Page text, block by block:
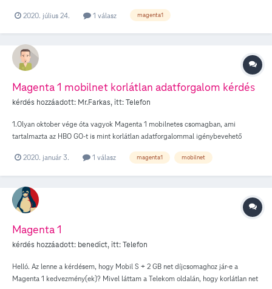
szabadnapunk! De a kedves telekom adott egy időpontot ami 3 előtt volt!
2020. július 24. 1 válasz magenta1
Magenta 1 mobilnet korlátlan adatforgalom kérdés
kérdés hozzáadott: Mr.Farkas, itt:Telefon
1.Olyan oktober vége óta vagyok Magenta 1 mobilnetes csomagban, ami
tartalmazta az HBO GO-t is mint korlátlan adatforgalommal igénybevehető
Telekomos applikáción belül sehol se tünteti fel vagy írja ki hogy ez benne lenne,
(Magenta 1 3 gigabájtos csomag+ 3 gigabájtos duplázó). Elkerülte valami a
figyelmemet vagy ez most hogy is van? 2. Ugyanúgy a Facebookot mint külön
applikációt se tünteti fel Telekomos appon keresztül mint a korlátlan
meg igen. 3." A díjmentes adatforgalom nem foglalja magában a beágyazott
video- és hangfájlok lejátszását és letöltését, az alkalmazáson belül bonyolított
harmadik felek által biztosított alkalmazáson kívüli tartalmakra és funkciókra (pl.
regisztráció, alkalmazás-letöltés, frissítés, beágyazott videó stb.) felhasznált
2020. január 3. 1 válasz magenta1 mobilnet
Magenta 1
kérdés hozzáadott: benedict, itt:Telefon
Helló. Az lenne a kérdésem, hogy Mobil S + 2 GB net díjcsomaghoz jár-e a
Magenta 1 kedvezmény(ek)? Mivel láttam a Telekom oldalán, hogy korlátlan net